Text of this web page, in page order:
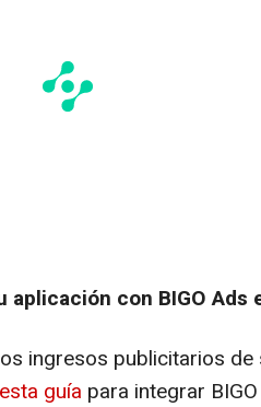
con BIGO Ads
ingresos publicitarios
guía para integrar